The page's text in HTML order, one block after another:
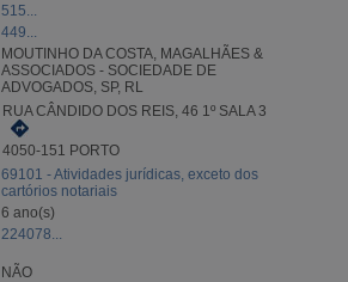
515...
449...
MOUTINHO DA COSTA, MAGALHÃES &
ASSOCIADOS - SOCIEDADE DE
ADVOGADOS, SP, RL
RUA CÂNDIDO DOS REIS, 46 1º SALA 3
4050-151 PORTO
69101 - Atividades jurídicas, exceto dos
cartórios notariais
6 ano(s)
224078...
NÃO